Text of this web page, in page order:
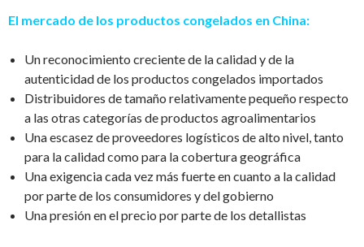
El mercado de los productos congelados en China:
Un reconocimiento creciente de la calidad y de la
autenticidad de los productos congelados importados
Distribuidores de tamaño relativamente pequeño respecto
a las otras categorías de productos agroalimentarios
Una escasez de proveedores logísticos de alto nivel, tanto
para la calidad como para la cobertura geográfica
Una exigencia cada vez más fuerte en cuanto a la calidad
por parte de los consumidores y del gobierno
Una presión en el precio por parte de los detallistas